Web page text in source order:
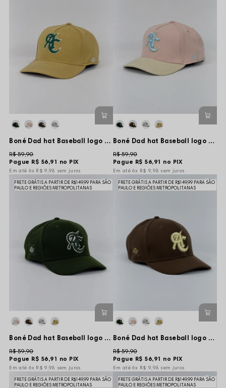
Boné Dad hat Baseball logo - Bege New
Pague R$ 56,91 no PIX
R$ 59,90
6x R$ 9,98 sem juros
Boné Dad hat Baseball logo - Rosa Claro/Creme
Pague R$ 56,91 no PIX
R$ 59,90
6x R$ 9,98 sem juros
FRETE GRÁTIS A PARTIR DE R$149,99 PARA SÃO
PAULO E REGIÕES METROPOLITANAS
Boné Dad hat Baseball logo - Verde Escuro
Pague R$ 56,91 no PIX
R$ 59,90
6x R$ 9,98 sem juros
FRETE GRÁTIS A PARTIR DE R$149,99 PARA SÃO
PAULO E REGIÕES METROPOLITANAS
Boné Dad hat Baseball logo - Marrom
Pague R$ 56,91 no PIX
R$ 59,90
6x R$ 9,98 sem juros
FRETE GRÁTIS A PARTIR DE R$149,99 PARA SÃO
PAULO E REGIÕES METROPOLITANAS
FRETE GRÁTIS A PARTIR DE R$149,99 PARA SÃO
PAULO E REGIÕES METROPOLITANAS